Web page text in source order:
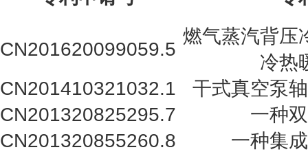
CN201620099059.5
燃气蒸汽背压
冷热
CN201410321032.1
干式真空泵
CN201320825295.7
一种
CN201320855260.8
一种集